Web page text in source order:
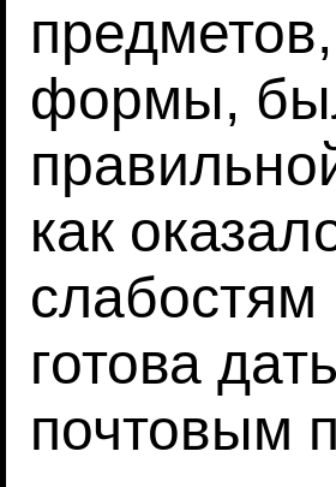
формы,
как
слабостям
готова
почтовым